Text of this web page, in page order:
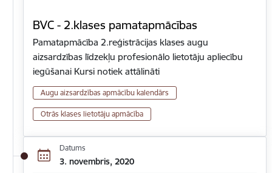
BVC - 2.klases pamatapmācības
Pamatapmācība 2.reģistrācijas klases augu
aizsardzības līdzekļu profesionālo lietotāju apliecību
iegūšanai Kursi notiek attālināti
Augu aizsardzības apmācību kalendārs
Otrās klases lietotāju apmācība
Datums
3. novembris, 2020